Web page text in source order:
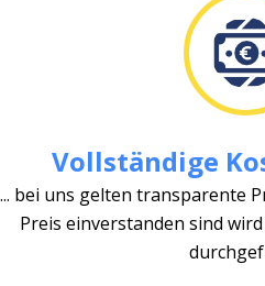
Vollständige
... bei uns gelten transparente
Preis einverstanden sind